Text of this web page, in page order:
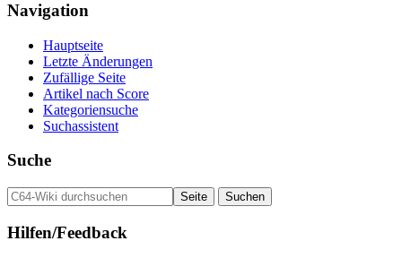
Navigation
Hauptseite
Letzte Änderungen
Zufällige Seite
Artikel nach Score
Kategoriensuche
Suchassistent
Suche
Hilfen/Feedback